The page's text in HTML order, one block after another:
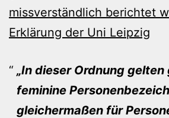
missverständlich berichtet
Erklärung der Uni Leipzig
„In dieser Ordnung
feminine
gleichermaßen für